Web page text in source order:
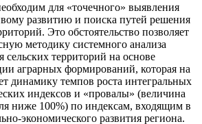
для «точечного» выявления
развитию и поиска путей решения
Это обстоятельство позволяет
методику системного анализа
сельских территорий на основе
аграрных формирований, которая на
динамику темпов роста интегральных
индексов и «провалы» (величина
ниже 100%) по индексам, входящим в
экономического развития региона.